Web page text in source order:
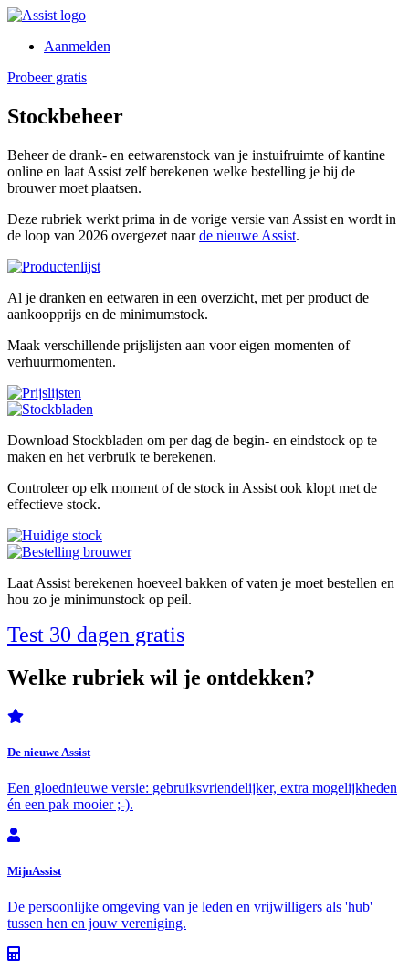
Aanmelden
Probeer gratis
Stockbeheer
Beheer de drank- en eetwarenstock van je instuifruimte of kantine
online en laat Assist zelf berekenen welke bestelling je bij de
brouwer moet plaatsen.
Deze rubriek werkt prima in de vorige versie van Assist en wordt in
de loop van 2026 overgezet naarde nieuwe Assist.
Al je dranken en eetwaren in een overzicht, met per product de
aankoopprijs en de minimumstock.
Maak verschillende prijslijsten aan voor eigen momenten of
verhuurmomenten.
Download Stockbladen om per dag de begin- en eindstock op te
maken en het verbruik te berekenen.
Controleer op elk moment of de stock in Assist ook klopt met de
effectieve stock.
Laat Assist berekenen hoeveel bakken of vaten je moet bestellen en
hou zo je minimunstock op peil.
Test 30 dagen gratis
Welke rubriek wil je ontdekken?
De nieuwe Assist
Een gloednieuwe versie: gebruiksvriendelijker, extra mogelijkheden
én een pak mooier ;-).
MijnAssist
De persoonlijke omgeving van je leden en vrijwilligers als 'hub'
tussen hen en jouw vereniging.